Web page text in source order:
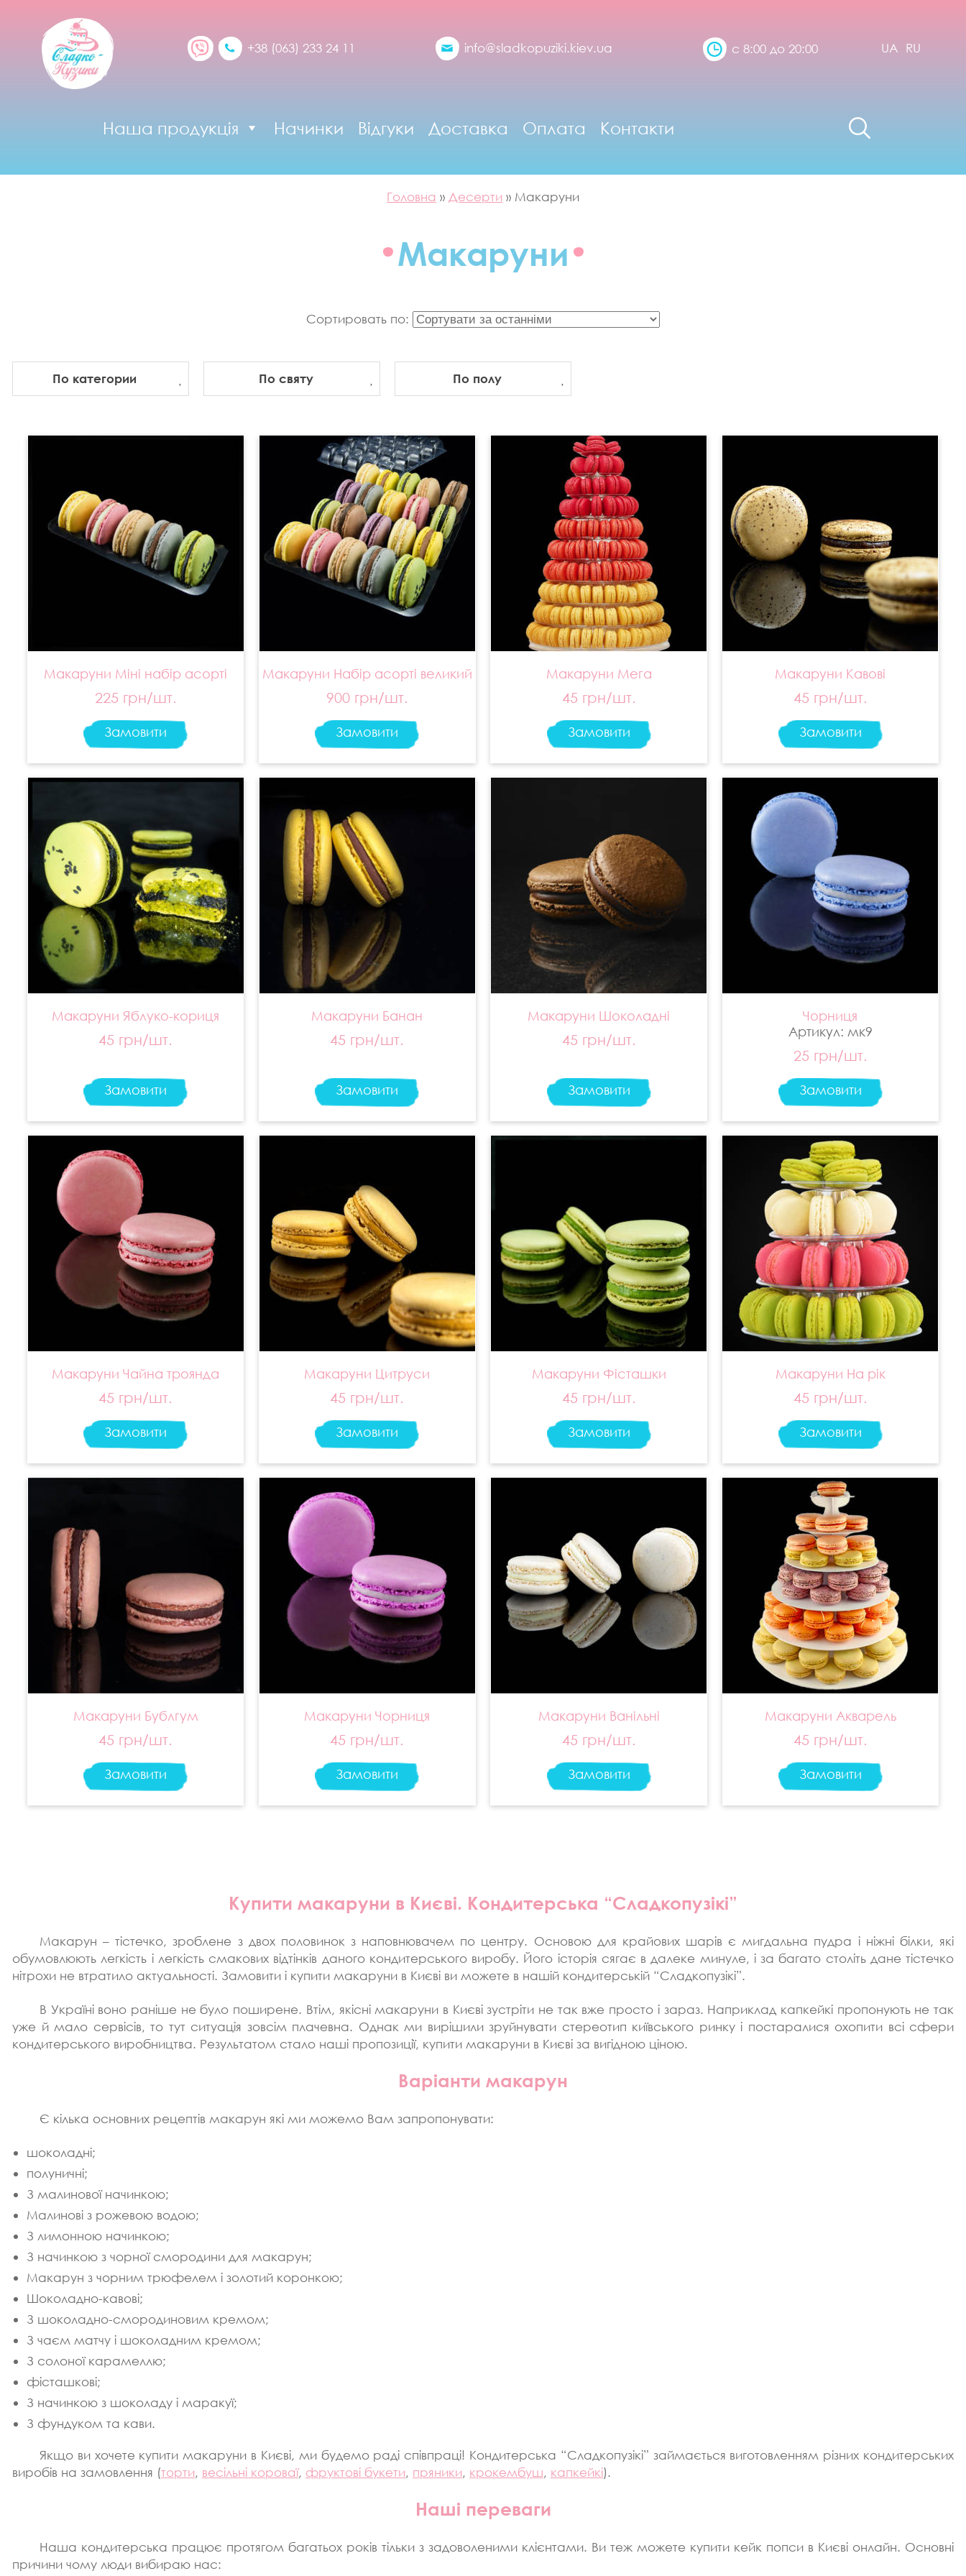
+38 (063) 233 24 11 info@sladkopuziki.kiev.ua с 8:00 до 20:00 UA RU
Наша продукція Начинки Відгуки Доставка Оплата Контакти
Головна » Десерти » Макаруни
Макаруни
Сортировать по:
По категории По святу По полу
Макаруни Міні набір асорті
225 грн/шт.
Замовити
Макаруни Набір асорті великий
900 грн/шт.
Замовити
Макаруни Мега
45 грн/шт.
Замовити
Макаруни Кавові
45 грн/шт.
Замовити
Макаруни Яблуко-кориця
45 грн/шт.
Замовити
Макаруни Банан
45 грн/шт.
Замовити
Макаруни Шоколадні
45 грн/шт.
Замовити
Чорниця
Артикул: мк9
25 грн/шт.
Замовити
Макаруни Чайна троянда
45 грн/шт.
Замовити
Макаруни Цитруси
45 грн/шт.
Замовити
Макаруни Фісташки
45 грн/шт.
Замовити
Макаруни На рік
45 грн/шт.
Замовити
Макаруни Бублгум
45 грн/шт.
Замовити
Макаруни Чорниця
45 грн/шт.
Замовити
Макаруни Ванільні
45 грн/шт.
Замовити
Макаруни Акварель
45 грн/шт.
Замовити
Купити макаруни в Києві. Кондитерська “Сладкопузікі”
Макарун – тістечко, зроблене з двох половинок з наповнювачем по центру. Основою для крайових шарів є мигдальна пудра і ніжні білки, які
обумовлюють легкість і легкість смакових відтінків даного кондитерського виробу. Його історія сягає в далеке минуле, і за багато століть дане тістечко
нітрохи не втратило актуальності. Замовити і купити макаруни в Києві ви можете в нашій кондитерській “Сладкопузікі”.
В Україні воно раніше не було поширене. Втім, якісні макаруни в Києві зустріти не так вже просто і зараз. Наприклад капкейкі пропонують не так
уже й мало сервісів, то тут ситуація зовсім плачевна. Однак ми вирішили зруйнувати стереотип київського ринку і постаралися охопити всі сфери
кондитерського виробництва. Результатом стало наші пропозиції, купити макаруни в Києві за вигідною ціною.
Варіанти макарун
Є кілька основних рецептів макарун які ми можемо Вам запропонувати:
шоколадні;
полуничні;
З малинової начинкою;
Малинові з рожевою водою;
З лимонною начинкою;
З начинкою з чорної смородини для макарун;
Макарун з чорним трюфелем і золотий коронкою;
Шоколадно-кавові;
З шоколадно-смородиновим кремом;
З чаєм матчу і шоколадним кремом;
З солоної карамеллю;
фісташкові;
З начинкою з шоколаду і маракуї;
З фундуком та кави.
Якщо ви хочете купити макаруни в Києві, ми будемо раді співпраці! Кондитерська “Сладкопузікі” займається виготовленням різних кондитерських
виробів на замовлення (торти, весільні короваї, фруктові букети, пряники, крокембуш, капкейкі).
Наші переваги
Наша кондитерська працює протягом багатьох років тільки з задоволеними клієнтами. Ви теж можете купити кейк попси в Києві онлайн. Основні
причини чому люди вибираю нас: